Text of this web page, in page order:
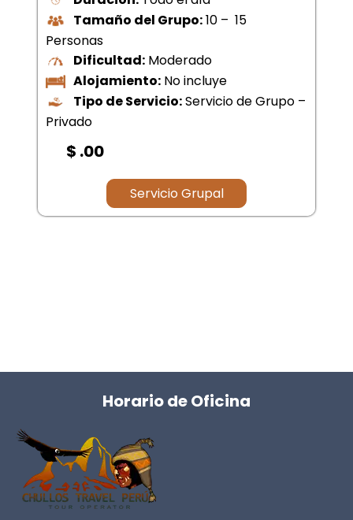
Tamaño del Grupo:10 – 15
Personas
Dificultad:Moderado
Alojamiento:No incluye
Tipo de Servicio:Servicio de Grupo –
Privado
$ .00
Servicio Grupal
Horario de Oficina